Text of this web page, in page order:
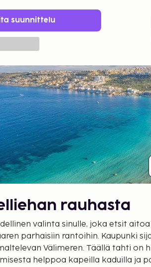
suunnittelu
rauhasta
valinta sinulle, joka etsit
parhaisiin rantoihin. Kaupunki
Välimeren. Täällä tahti on
helppoa kapeilla kaduilla ja